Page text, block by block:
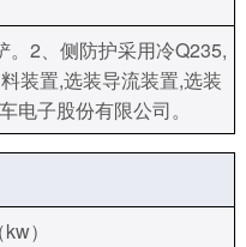
2、侧防护采用冷Q235,
装置,选装导流装置,选装
子股份有限公司。
）